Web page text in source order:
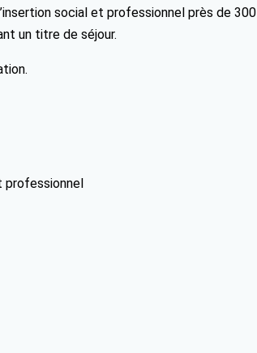
social et professionnel près de 300
un titre de séjour.
professionnel